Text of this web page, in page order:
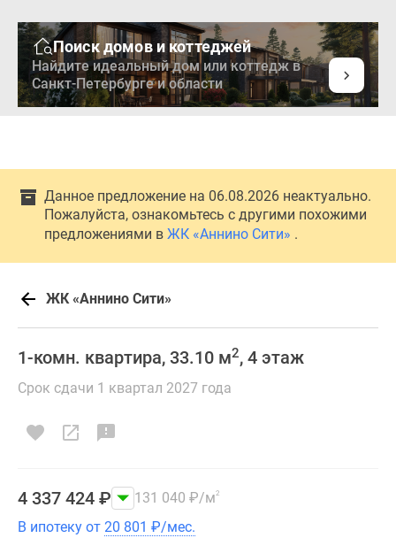
Поиск домов и коттеджей
Найдите идеальный дом или коттедж в
Санкт-Петербурге и области
Данное предложение на 06.08.2026 неактуально.
Пожалуйста, ознакомьтесь с другими похожими
предложениями в ЖК «Аннино Сити» .
ЖК «Аннино Сити»
1-комн. квартира, 33.10 м2, 4 этаж
Срок сдачи 1 квартал 2027 года
4 337 424 ₽ 131 040 ₽/м2
В ипотеку от 20 801 ₽/мес.